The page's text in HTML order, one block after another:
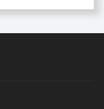
weist
Varianten